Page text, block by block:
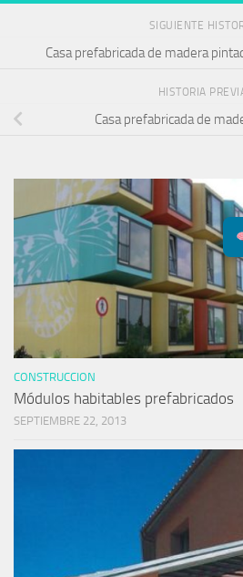
SIGUIENTE
Casa prefabricada de madera
HISTORIA
Casa prefabricada de
CONSTRUCCION
Módulos habitables prefabricados
SEPTIEMBRE 22, 2013